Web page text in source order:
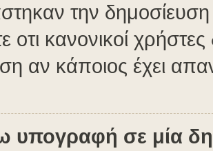
την
οτι κανονικοί
αν κάποιος έχει
υπογραφή σε μία